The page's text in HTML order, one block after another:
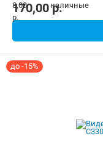
170,00p.
до -15%